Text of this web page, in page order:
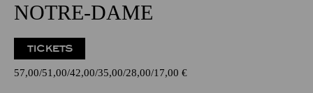
NOTRE-DAME
TICKETS
57,00 51,00 42,00 35,00 28,00 17,00 €